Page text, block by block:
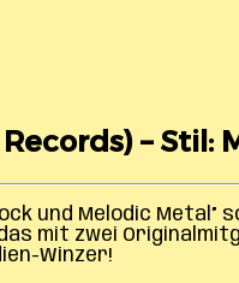
Records) –
und Melodic Metal”
mit zwei
Winzer!